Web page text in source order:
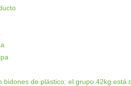
bidones de plástico; el grupo 42kg